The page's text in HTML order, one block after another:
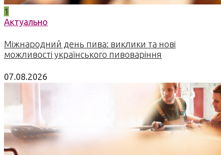
1
Актуально
Міжнародний день пива: виклики та нові
можливості українського пивоваріння
07.08.2026